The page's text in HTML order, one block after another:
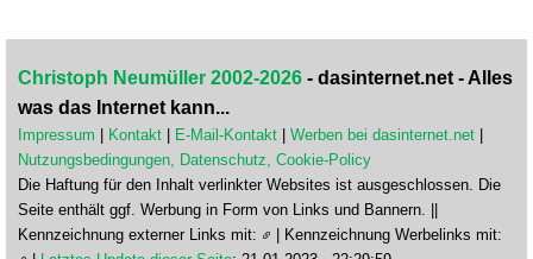
Christoph Neumüller 2002-2026 - dasinternet.net - Alles
was das Internet kann...
Impressum | Kontakt | E-Mail-Kontakt | Werben bei dasinternet.net |
Nutzungsbedingungen, Datenschutz, Cookie-Policy
Die Haftung für den Inhalt verlinkter Websites ist ausgeschlossen. Die
Seite enthält ggf. Werbung in Form von Links und Bannern. ||
Kennzeichnung externer Links mit:
| Kennzeichnung Werbelinks mit: